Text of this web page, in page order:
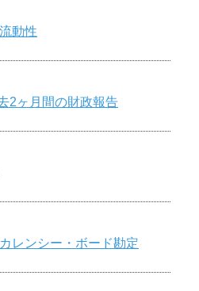
動性
2ヶ月間の財政報告
レンシー・ボード勘定